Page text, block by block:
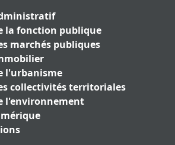
la fonction publique
marchés publiques
l'urbanisme
collectivités territoriales
l'environnement